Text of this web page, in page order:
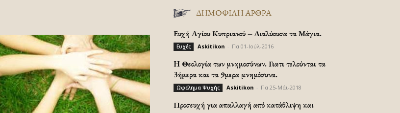
ΔΗΜΟΦΙΛΗ ΑΡΘΡΑ
Ευχή Αγίου Κυπριανού – Διαλύουσα τα Μάγια.
Ευχές Askitikon Πα 01-Ιούλ-2016
H Θεολογία των μνημοσύνων. Γιατι τελούνται τα
3ήμερα και τα 9μερα μνημόσυνα.
Ωφέλημα Ψυχής Askitikon Πα 25-Μάι-2018
Προσευχή για απαλλαγή από κατάθλιψη και